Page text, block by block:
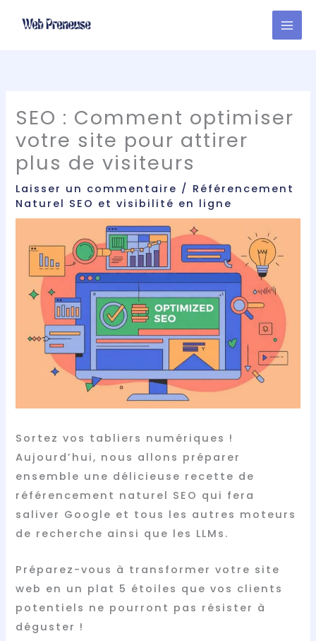
SEO : Comment optimiser
votre site pour attirer
plus de visiteurs
Laisser un commentaire / Référencement
Naturel SEO et visibilité en ligne
Sortez vos tabliers numériques !
Aujourd’hui, nous allons préparer
ensemble une délicieuse recette de
référencement naturel SEO qui fera
saliver Google et tous les autres moteurs
de recherche ainsi que les LLMs.
Préparez-vous à transformer votre site
web en un plat 5 étoiles que vos clients
potentiels ne pourront pas résister à
déguster !